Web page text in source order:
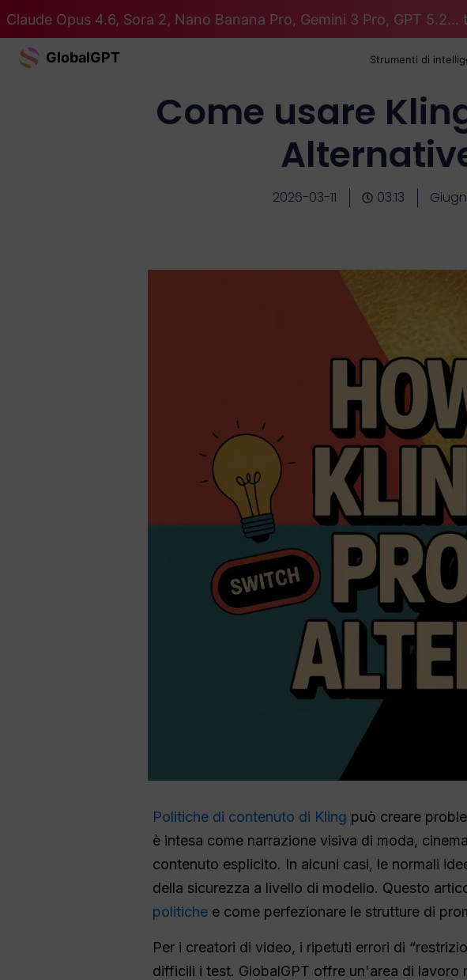
Claude Opus 4.6, Sora 2, Nano Banana Pro, Gemini 3 Pro, GPT 5.2...
GlobalGPT Strumenti di
Come usare
2026-03-11 03:13
Politiche di contenuto di Kling può creare
è intesa come narrazione visiva di moda,
contenuto esplicito. In alcuni casi, le normali
della sicurezza a livello di modello. Questo
politiche e come perfezionare le strutture di
Per i creatori di video, i ripetuti errori di
difficili i test. GlobalGPT offre un'area di